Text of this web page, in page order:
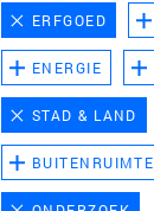
ERFGOED
ENERGIE
STAD & LAND
BUITENRUIMTE